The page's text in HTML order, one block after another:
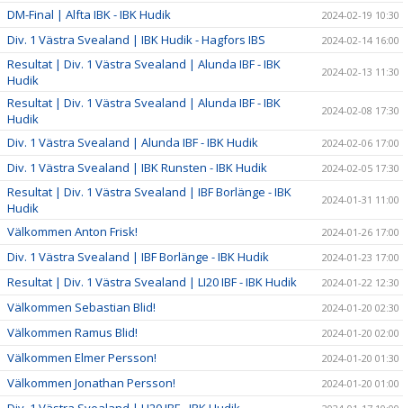
DM-Final | Alfta IBK - IBK Hudik 2024-02-19 10:30
Div. 1 Västra Svealand | IBK Hudik - Hagfors IBS 2024-02-14 16:00
Resultat | Div. 1 Västra Svealand | Alunda IBF - IBK
Hudik
2024-02-13 11:30
Resultat | Div. 1 Västra Svealand | Alunda IBF - IBK
Hudik
2024-02-08 17:30
Div. 1 Västra Svealand | Alunda IBF - IBK Hudik 2024-02-06 17:00
Div. 1 Västra Svealand | IBK Runsten - IBK Hudik 2024-02-05 17:30
Resultat | Div. 1 Västra Svealand | IBF Borlänge - IBK
Hudik
2024-01-31 11:00
Välkommen Anton Frisk! 2024-01-26 17:00
Div. 1 Västra Svealand | IBF Borlänge - IBK Hudik 2024-01-23 17:00
Resultat | Div. 1 Västra Svealand | LI20 IBF - IBK Hudik 2024-01-22 12:30
Välkommen Sebastian Blid! 2024-01-20 02:30
Välkommen Ramus Blid! 2024-01-20 02:00
Välkommen Elmer Persson! 2024-01-20 01:30
Välkommen Jonathan Persson! 2024-01-20 01:00